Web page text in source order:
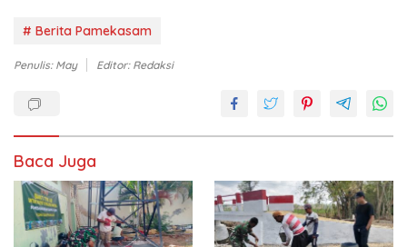
# Berita Pamekasam
Penulis: May Editor: Redaksi
Baca Juga